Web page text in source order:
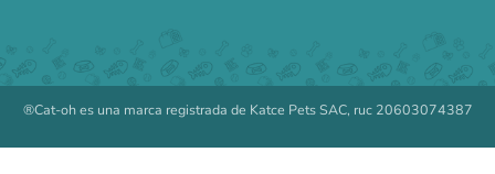
®Cat-oh es una marca registrada de Katce Pets SAC, ruc 20603074387